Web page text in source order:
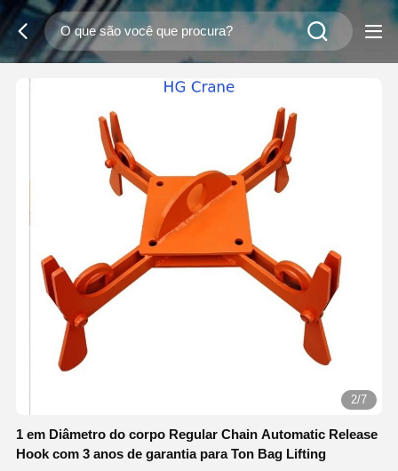
2/7
1 em Diâmetro do corpo Regular Chain Automatic Release
Hook com 3 anos de garantia para Ton Bag Lifting